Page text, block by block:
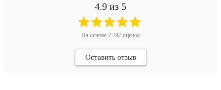
4.9 из 5
На основе 2 797оценок
Оставить отзыв